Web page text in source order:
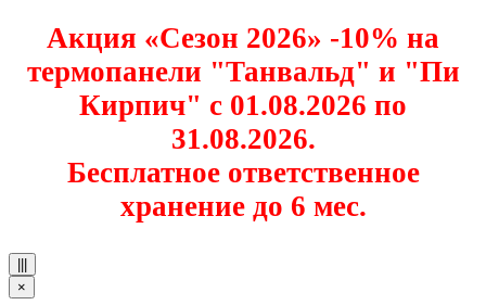
Акция «Сезон 2026» -10% на
термопанели "Танвальд" и "Пи
Кирпич" с 01.08.2026 по
31.08.2026.
Бесплатное ответственное
хранение до 6 мес.
×